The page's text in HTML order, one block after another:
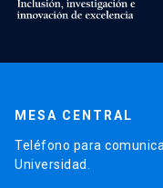
MESA CENTRAL
Teléfono para
Universidad.